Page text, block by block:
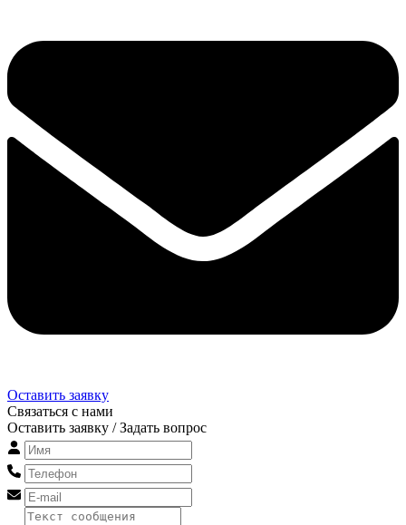
Оставить заявку
Связаться с нами
Оставить заявку / Задать вопрос